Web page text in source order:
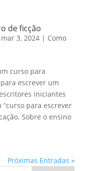
de ficção
mar 3, 2024| Como
curso para
escrever um
iniciantes
para escrever
Sobre o ensino
Próximas Entradas »